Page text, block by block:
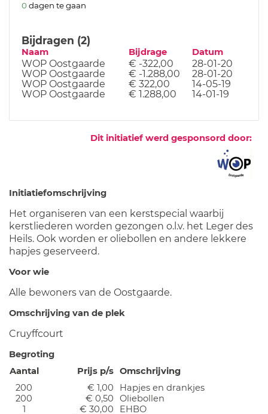
0 dagen te gaan
Bijdragen (2)
Naam Bijdrage Datum
WOP Oostgaarde € -322,00
28-01-20
WOP Oostgaarde
€ -1.288,00
28-01-20
WOP Oostgaarde
€ 322,00
14-05-19
WOP Oostgaarde
€ 1.288,00 14-01-19
Dit initiatief werd gesponsord door:
Initiatiefomschrijving
Het organiseren van een kerstspecial waarbij
kerstliederen worden gezongen o.l.v. het Leger des
Heils. Ook worden er oliebollen en andere lekkere
hapjes geserveerd.
Voor wie
Alle bewoners van de Oostgaarde.
Omschrijving van de plek
Cruyffcourt
Begroting
Aantal
Prijs p/s Omschrijving
200
€ 1,00
Hapjes en drankjes
200
€ 0,50
Oliebollen
1
€ 30,00
EHBO